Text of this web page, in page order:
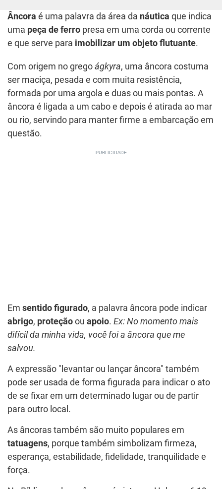
Âncora é uma palavra da área da náutica que indica
uma peça de ferro presa em uma corda ou corrente
e que serve para imobilizar um objeto flutuante.
Com origem no grego ágkyra, uma âncora costuma
ser maciça, pesada e com muita resistência,
formada por uma argola e duas ou mais pontas. A
âncora é ligada a um cabo e depois é atirada ao mar
ou rio, servindo para manter firme a embarcação em
questão.
Em sentido figurado, a palavra âncora pode indicar
abrigo, proteção ou apoio. Ex: No momento mais
difícil da minha vida, você foi a âncora que me
salvou.
A expressão "levantar ou lançar âncora" também
pode ser usada de forma figurada para indicar o ato
de se fixar em um determinado lugar ou de partir
para outro local.
As âncoras também são muito populares em
tatuagens, porque também simbolizam firmeza,
esperança, estabilidade, fidelidade, tranquilidade e
força.